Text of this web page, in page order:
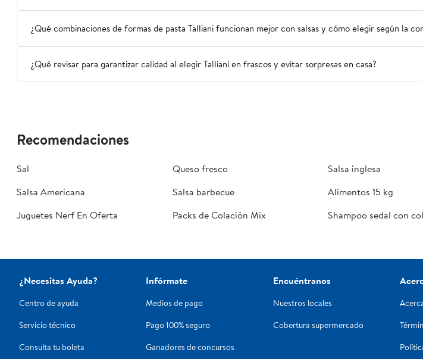
¿Qué combinaciones de formas de pasta Talliani funcionan mejor con salsas y cómo elegir según la
¿Qué revisar para garantizar calidad al elegir Talliani en frascos y evitar sorpresas en casa?
Recomendaciones
Sal Queso fresco Salsa inglesa
Salsa Americana
Salsa barbecue Alimentos 15 kg
Juguetes Nerf En Oferta
Packs de Colación Mix Shampoo sedal con
¿Necesitas Ayuda?
Centro de ayuda
Servicio técnico
Consulta tu boleta
Infórmate
Medios de pago
Pago 100% seguro
Ganadores de concursos
Encuéntranos
Nuestros locales
Cobertura supermercado